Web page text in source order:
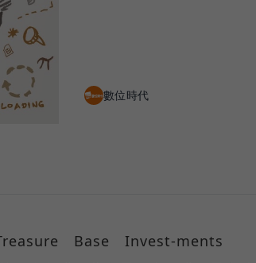
數位時代
Treasure Base Invest-ments